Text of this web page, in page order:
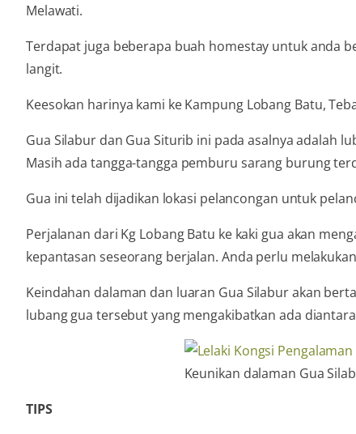
Melawati.
Terdapat juga beberapa buah homestay untuk anda
langit.
Keesokan harinya kami ke Kampung Lobang Batu,
Gua Silabur dan Gua Siturib ini pada asalnya adalah
Masih ada tangga-tangga pemburu sarang burung
Gua ini telah dijadikan lokasi pelancongan untuk
Perjalanan dari Kg Lobang Batu ke kaki gua akan
kepantasan seseorang berjalan. Anda perlu
Keindahan dalaman dan luaran Gua Silabur akan
lubang gua tersebut yang mengakibatkan ada
Keunikan dalaman Gua
TIPS